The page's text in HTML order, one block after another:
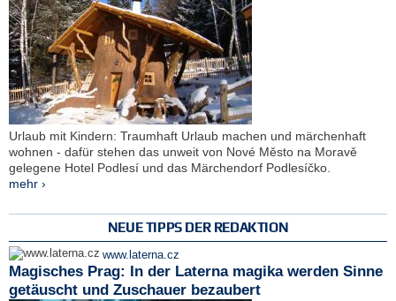
Urlaub mit Kindern: Traumhaft Urlaub machen und märchenhaft
wohnen - dafür stehen das unweit von Nové Město na Moravě
gelegene Hotel Podlesí und das Märchendorf Podlesíčko.
mehr ›
NEUE TIPPS DER REDAKTION
www.laterna.cz
Magisches Prag: In der Laterna magika werden Sinne
getäuscht und Zuschauer bezaubert